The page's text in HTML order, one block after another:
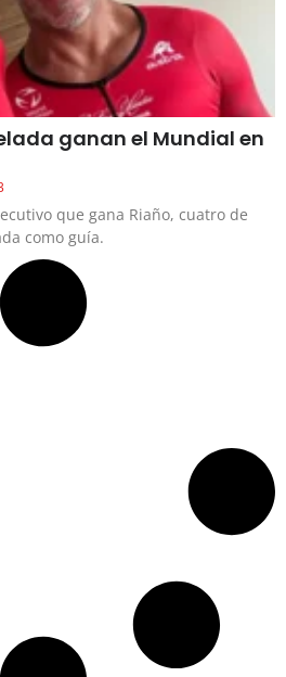
ganan el Mundial en
que gana Riaño, cuatro de
como guía.